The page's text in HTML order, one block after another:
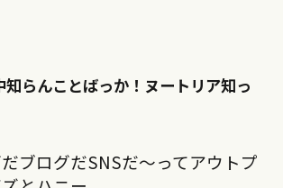
知らんことばっか！ヌートリア知っ
ブログだSNSだ〜ってアウトプ